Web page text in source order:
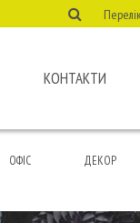
КОНТАКТИ
ОФІС ДЕКОР